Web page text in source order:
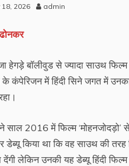
18, 2026 admin
हेगड़े बॉलीवुड से ज्‍यादा साउथ
कंपेरिजन में हिंदी सिने जगत में
साल 2016 में फिल्‍म ‘मोहनजोदड़ो’
डेब्यू किया था कि वह साउथ की तरह
देंगी लेकिन उनकी यह डेब्‍यू हिंदी